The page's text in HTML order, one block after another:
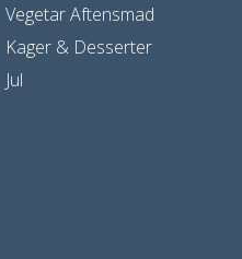
Vegetar Aftensmad
Kager & Desserter
Jul